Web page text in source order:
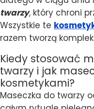
twarzy, który chroni
Wszystkie te
razem tworzą
Kiedy stosować
twarzy i jak
kosmetykami?
Maseczka do twarzy